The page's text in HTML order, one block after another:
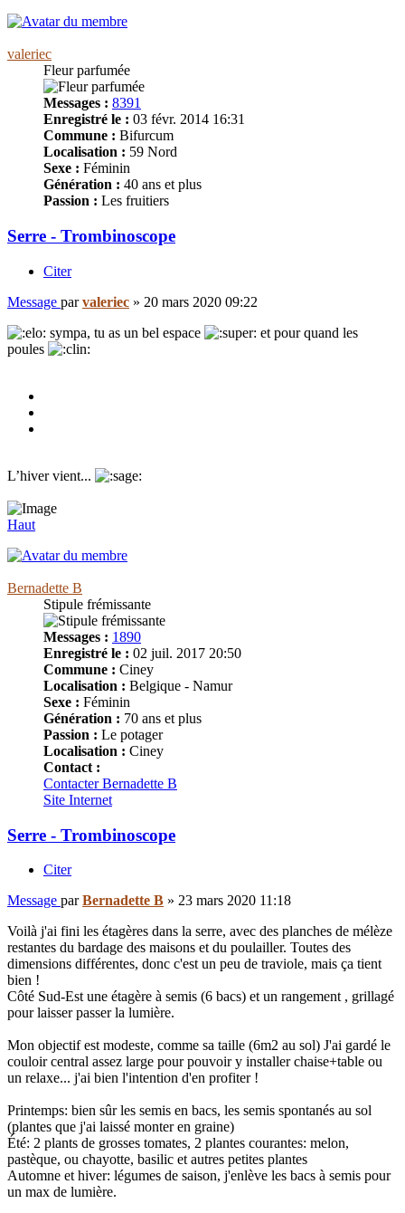
valeriec
Fleur parfumée
Messages : 8391
Enregistré le : 03 févr. 2014 16:31
Commune : Bifurcum
Localisation : 59 Nord
Sexe : Féminin
Génération : 40 ans et plus
Passion : Les fruitiers
Serre - Trombinoscope
Citer
Message parvaleriec » 20 mars 2020 09:22
sympa, tu as un bel espace
et pour quand les
poules
L’hiver vient...
Haut
Bernadette B
Stipule frémissante
Messages : 1890
Enregistré le : 02 juil. 2017 20:50
Commune : Ciney
Localisation : Belgique - Namur
Sexe : Féminin
Génération : 70 ans et plus
Passion : Le potager
Localisation : Ciney
Contact :
Contacter Bernadette B
Site Internet
Serre - Trombinoscope
Citer
Message parBernadette B » 23 mars 2020 11:18
Voilà j'ai fini les étagères dans la serre, avec des planches de mélèze
restantes du bardage des maisons et du poulailler. Toutes des
dimensions différentes, donc c'est un peu de traviole, mais ça tient
bien !
Côté Sud-Est une étagère à semis (6 bacs) et un rangement , grillagé
pour laisser passer la lumière.
Mon objectif est modeste, comme sa taille (6m2 au sol) J'ai gardé le
couloir central assez large pour pouvoir y installer chaise+table ou
un relaxe... j'ai bien l'intention d'en profiter !
Printemps: bien sûr les semis en bacs, les semis spontanés au sol
(plantes que j'ai laissé monter en graine)
Été: 2 plants de grosses tomates, 2 plantes courantes: melon,
pastèque, ou chayotte, basilic et autres petites plantes
Automne et hiver: légumes de saison, j'enlève les bacs à semis pour
un max de lumière.